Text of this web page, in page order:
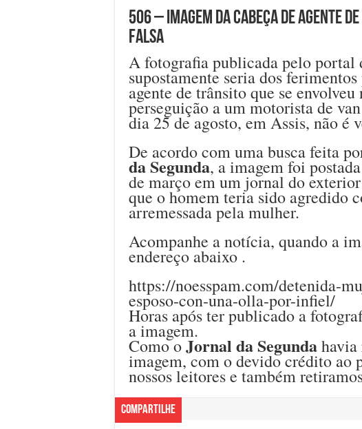
506 – Imagem da cabeça de agente
falsa
A fotografia publicada pelo portal
supostamente seria dos
agente de trânsito que se
perseguição a um motorista de
dia 25 de agosto, em Assis, não é
De acordo com uma busca feita
da Segunda, a imagem foi
de março em um jornal do
que o homem teria sido agredido
arremessada pela mulher.
Acompanhe a notícia, quando a
endereço abaixo .
https://noesspam.com/detenida-
esposo-con-una-olla-por-infiel/
Horas após ter publicado a
a imagem.
Como oJornal da Segundahavia
imagem, com o devido crédito ao
nossos leitores e também
Compartilhe